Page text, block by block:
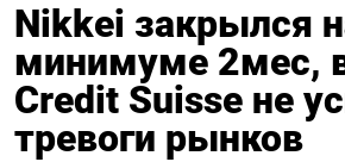
Nikkei закрылся
минимуме 2мес,
Credit Suisse не
тревоги рынков